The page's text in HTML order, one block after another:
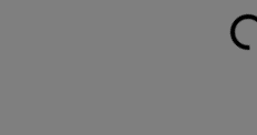
Laden...